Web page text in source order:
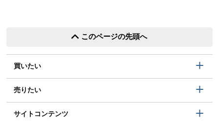
このページの先頭へ
買いたい
売りたい
サイトコンテンツ